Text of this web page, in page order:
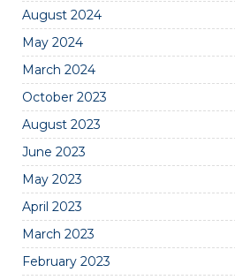
August 2024
May 2024
March 2024
October 2023
August 2023
June 2023
May 2023
April 2023
March 2023
February 2023